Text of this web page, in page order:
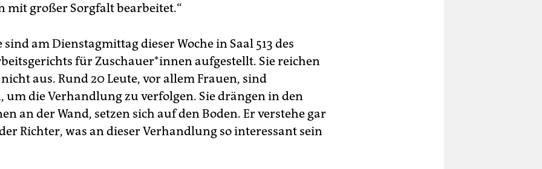
mit großer Sorgfalt bearbeitet.“
sind am Dienstagmittag dieser Woche in Saal 513 des
für Zu­schaue­r*in­nen aufgestellt. Sie reichen
aus. Rund 20 Leute, vor allem Frauen, sind
um die Verhandlung zu verfolgen. Sie drängen in den
an der Wand, setzen sich auf den Boden. Er verstehe gar
Richter, was an dieser Verhandlung so interessant sein